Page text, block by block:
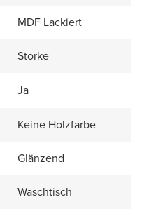
MDF Lackiert
Storke
Ja
Keine Holzfarbe
Glänzend
Waschtisch